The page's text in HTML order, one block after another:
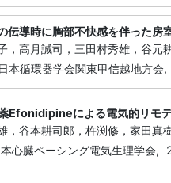
伝導時に胸部不快感を伴った房
，高月誠司，三田村秀雄，谷元
本循環器学会関東甲信越地方会,
Efonidipineによる電気的リモ
，谷本耕司郎，杵渕修，家田
心臓ペーシング電気生理学会,